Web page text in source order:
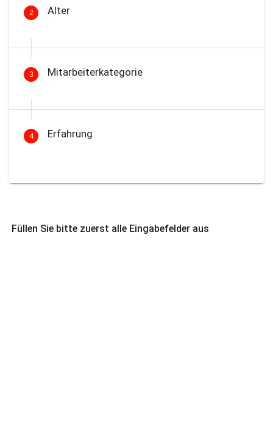
2 Alter
3 Mitarbeiterkategorie
4 Erfahrung
Füllen Sie bitte zuerst alle Eingabefelder aus